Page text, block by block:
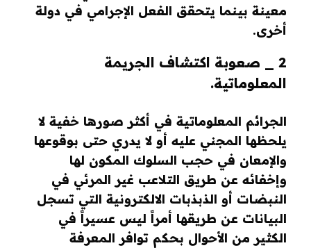
معينة بينما يتحقق الفعل الإجرامي في دولة
أخرى.
2 _ صعوبة اكتشاف الجريمة
المعلوماتية.
الجرائم المعلوماتية في أكثر صورها خفية لا
يلحظها المجني عليه أو لا يدري حتى بوقوعها
والإمعان في حجب السلوك المكون لها
وإخفائه عن طريق التلاعب غير المرئي في
النبضات أو الذبذبات الالكترونية التي تسجل
البيانات عن طريقها أمراً ليس عسيراً في
الكثير من الأحوال بحكم توافر المعرفة